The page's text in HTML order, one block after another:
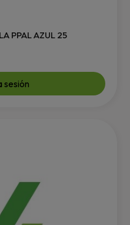
PPAL AZUL 25
sesión